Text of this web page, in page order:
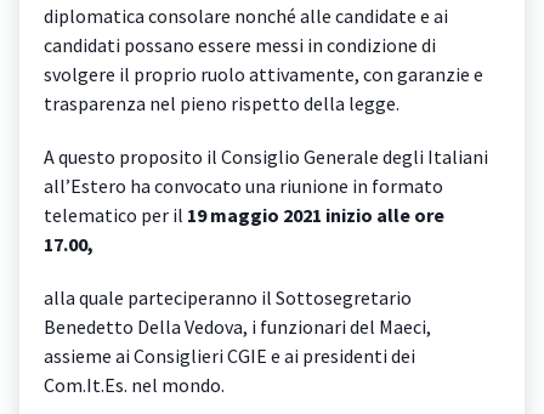
diplomatica consolare nonché alle candidate e ai
candidati possano essere messi in condizione di
svolgere il proprio ruolo attivamente, con garanzie e
trasparenza nel pieno rispetto della legge.
A questo proposito il Consiglio Generale degli Italiani
all’Estero ha convocato una riunione in formato
telematico per il 19 maggio 2021 inizio alle ore
17.00,
alla quale parteciperanno il Sottosegretario
Benedetto Della Vedova, i funzionari del Maeci,
assieme ai Consiglieri CGIE e ai presidenti dei
Com.It.Es. nel mondo.